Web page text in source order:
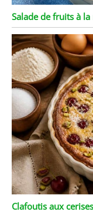
Salade de fruits à
Clafoutis aux